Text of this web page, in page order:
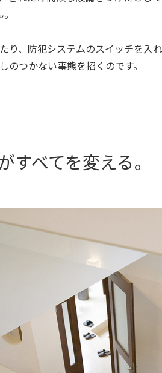
り、防犯システムのスイッチを入
のつかない事態を招くのです。
べてを変える。